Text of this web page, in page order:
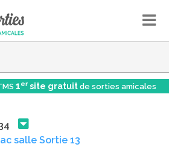
1er site gratuit de sorties amicales
salle Sortie 13